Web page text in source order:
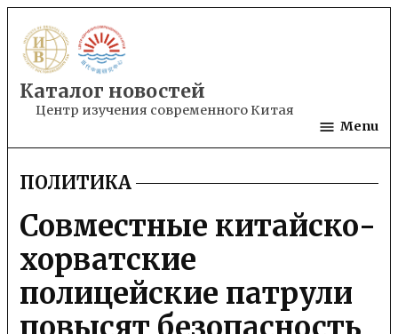
to
content
Каталог новостей
Центр изучения современного Китая
Menu
POSTED
IN
ПОЛИТИКА
Совместные китайско-
хорватские
полицейские патрули